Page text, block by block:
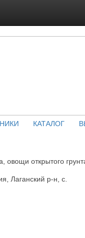
КАТАЛОГ
овощи открытого
Лаганский р-н, с.